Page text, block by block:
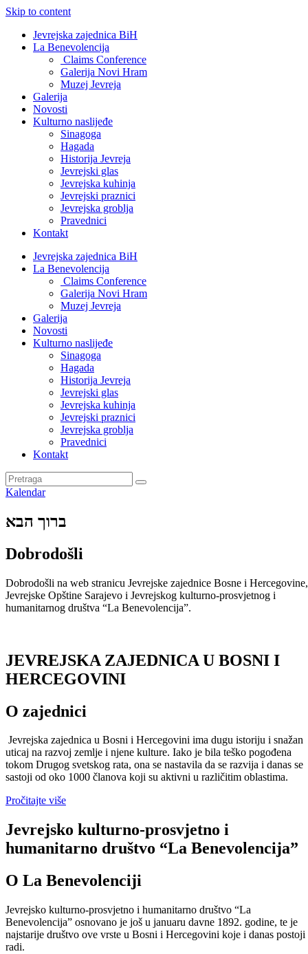
Skip to content
Jevrejska zajednica BiH
La Benevolencija
Claims Conference
Galerija Novi Hram
Muzej Jevreja
Galerija
Novosti
Kulturno naslijeđe
Sinagoga
Hagada
Historija Jevreja
Jevrejski glas
Jevrejska kuhinja
Jevrejski praznici
Jevrejska groblja
Pravednici
Kontakt
Jevrejska zajednica BiH
La Benevolencija
Claims Conference
Galerija Novi Hram
Muzej Jevreja
Galerija
Novosti
Kulturno naslijeđe
Sinagoga
Hagada
Historija Jevreja
Jevrejski glas
Jevrejska kuhinja
Jevrejski praznici
Jevrejska groblja
Pravednici
Kontakt
Kalendar
ברוך הבא
Dobrodošli
Dobrodošli na web stranicu Jevrejske zajednice Bosne i Hercegovine,
Jevrejske Opštine Sarajevo i Jevrejskog kulturno-prosvjetnog i
humanitarnog društva “La Benevolencija”.
JEVREJSKA ZAJEDNICA U BOSNI I
HERCEGOVINI
O zajednici
Jevrejska zajednica u Bosni i Hercegovini ima dugu istoriju i snažan
uticaj na razvoj zemlje i njene kulture. Iako je bila teško pogođena
tokom Drugog svetskog rata, ona se nastavila da se razvija i danas se
sastoji od oko 1000 članova koji su aktivni u različitim oblastima.
Pročitajte više
Jevrejsko kulturno-prosvjetno i
humanitarno društvo “La Benevolencija”
O La Benevolenciji
Jevrejsko kulturno-prosvjetno i humanitarno društvo “La
Benevolencija” osnovano je još u januaru davne 1892. godine, te je
najstarije društvo ove vrste u Bosni i Hercegovini koje i danas postoji
radi.